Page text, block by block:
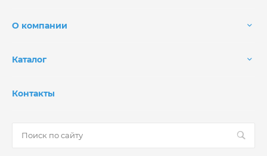
О компании
Каталог
Контакты